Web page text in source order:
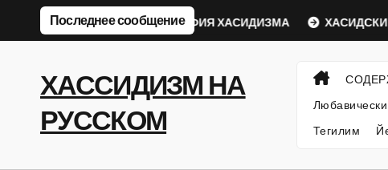
Перейти
Последнее сообщение
Ребе ФИЛОСОФИЯ ХАСИДИЗМА ХАСИДСКИЕ
ХАССИДИЗМ НА
РУССКОМ
Тегилим